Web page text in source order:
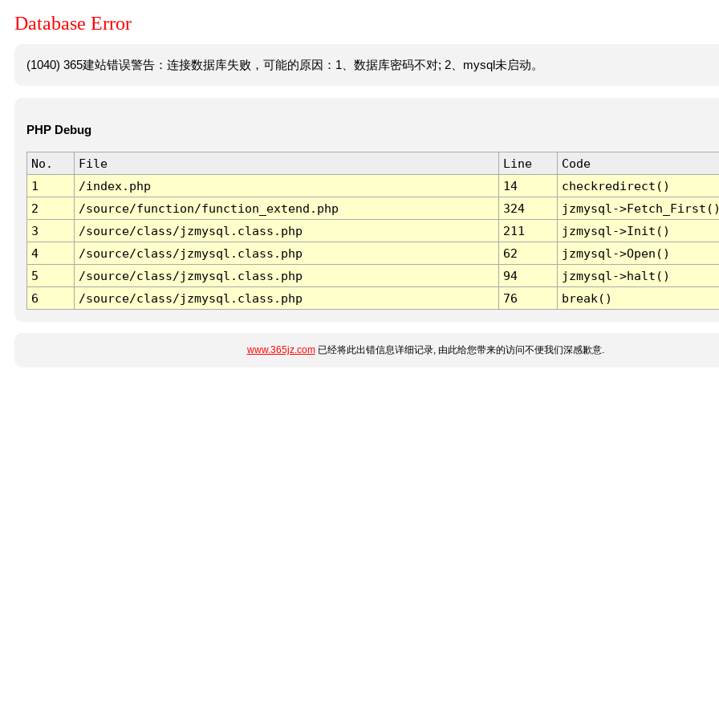
Database Error
(1040) 365建站错误警告：连接数据库失败，可能的原因：1、数据库密码不对; 2、mysql未启动。
PHP Debug
No. File Line
Code
1
/index.php 14
checkredirect()
2
/source/function/function_extend.php 324
jzmysql-
3
/source/class/jzmysql.class.php 211
jzmysql->Init()
4
/source/class/jzmysql.class.php 62
jzmysql->Open()
5
/source/class/jzmysql.class.php 94
jzmysql->halt()
6
/source/class/jzmysql.class.php 76 break()
www.365jz.com已经将此出错信息详细记录, 由此给您带来的访问不便我们深感歉意.